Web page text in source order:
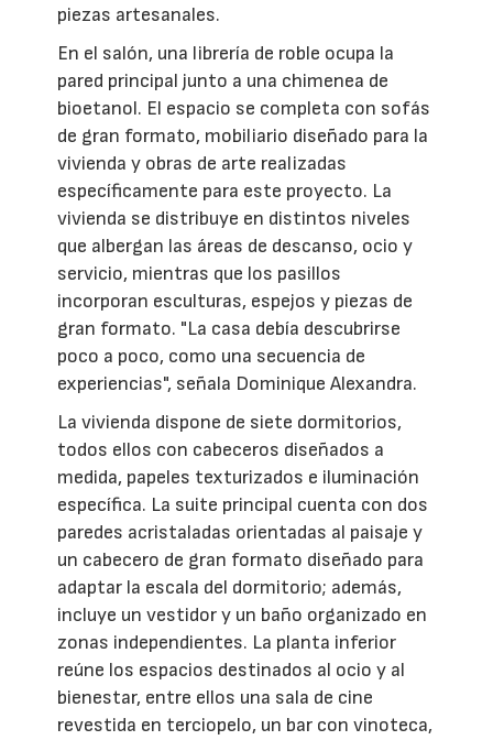
piezas artesanales.
En el salón, una librería de roble ocupa la
pared principal junto a una chimenea de
bioetanol. El espacio se completa con sofás
de gran formato, mobiliario diseñado para la
vivienda y obras de arte realizadas
específicamente para este proyecto. La
vivienda se distribuye en distintos niveles
que albergan las áreas de descanso, ocio y
servicio, mientras que los pasillos
incorporan esculturas, espejos y piezas de
gran formato. "La casa debía descubrirse
poco a poco, como una secuencia de
experiencias", señala Dominique Alexandra.
La vivienda dispone de siete dormitorios,
todos ellos con cabeceros diseñados a
medida, papeles texturizados e iluminación
específica. La suite principal cuenta con dos
paredes acristaladas orientadas al paisaje y
un cabecero de gran formato diseñado para
adaptar la escala del dormitorio; además,
incluye un vestidor y un baño organizado en
zonas independientes. La planta inferior
reúne los espacios destinados al ocio y al
bienestar, entre ellos una sala de cine
revestida en terciopelo, un bar con vinoteca,